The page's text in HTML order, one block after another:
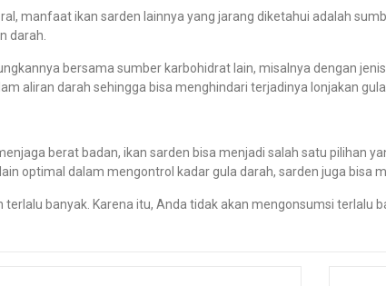
manfaat ikan sarden lainnya yang jarang diketahui adalah
darah.
bersama sumber karbohidrat lain, misalnya dengan
aliran darah sehingga bisa menghindari terjadinya lonjakan gula
berat badan, ikan sarden bisa menjadi salah satu pilihan
optimal dalam mengontrol kadar gula darah, sarden juga bisa
banyak. Karena itu, Anda tidak akan mengonsumsi terlalu